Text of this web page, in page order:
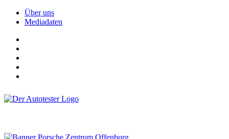
Über uns
Mediadaten